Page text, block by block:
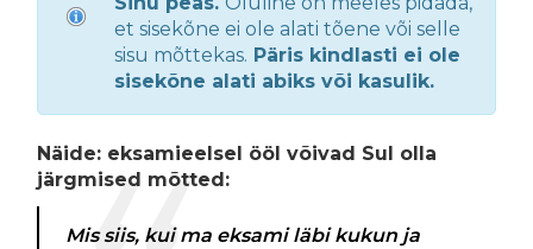
et sisekõne ei ole alati tõene või selle
sisu mõttekas. Päris kindlasti ei ole
sisekõne alati abiks või kasulik.
Näide: eksamieelsel ööl võivad Sul olla
järgmised mõtted:
Mis siis, kui ma eksami läbi kukun ja